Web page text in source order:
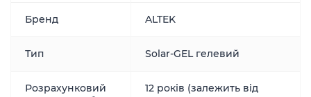
Бренд ALTEK
Тип Solar-GEL гелевий
Розрахунковий
12 років (залежить від